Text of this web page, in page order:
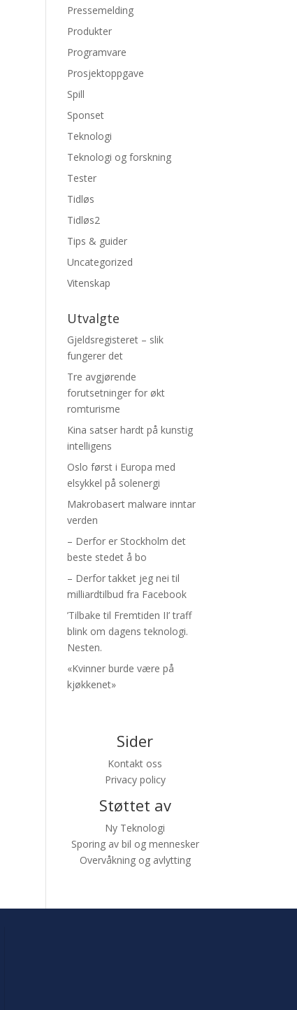
Pressemelding
Produkter
Programvare
Prosjektoppgave
Spill
Sponset
Teknologi
Teknologi og forskning
Tester
Tidløs
Tidløs2
Tips & guider
Uncategorized
Vitenskap
Utvalgte
Gjeldsregisteret – slik
fungerer det
Tre avgjørende
forutsetninger for økt
romturisme
Kina satser hardt på kunstig
intelligens
Oslo først i Europa med
elsykkel på solenergi
Makrobasert malware inntar
verden
– Derfor er Stockholm det
beste stedet å bo
– Derfor takket jeg nei til
milliardtilbud fra Facebook
’Tilbake til Fremtiden II’ traff
blink om dagens teknologi.
Nesten.
«Kvinner burde være på
kjøkkenet»
Sider
Kontakt oss
Privacy policy
Støttet av
Ny Teknologi
Sporing av bil og mennesker
Overvåkning og avlytting